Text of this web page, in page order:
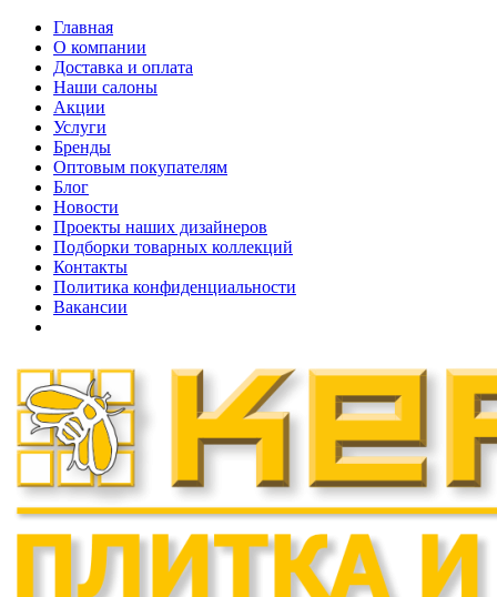
Главная
О компании
Доставка и оплата
Наши cалоны
Акции
Услуги
Бренды
Оптовым покупателям
Блог
Новости
Проекты наших дизайнеров
Подборки товарных коллекций
Контакты
Политика конфиденциальности
Вакансии